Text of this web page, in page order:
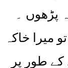
پڑھوں ۔
میرا خاکہ
طور پر